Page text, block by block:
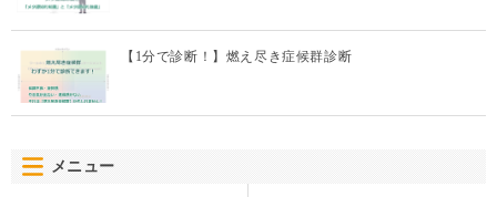
【1分で診断！】燃え尽き症候群診断
メニュー